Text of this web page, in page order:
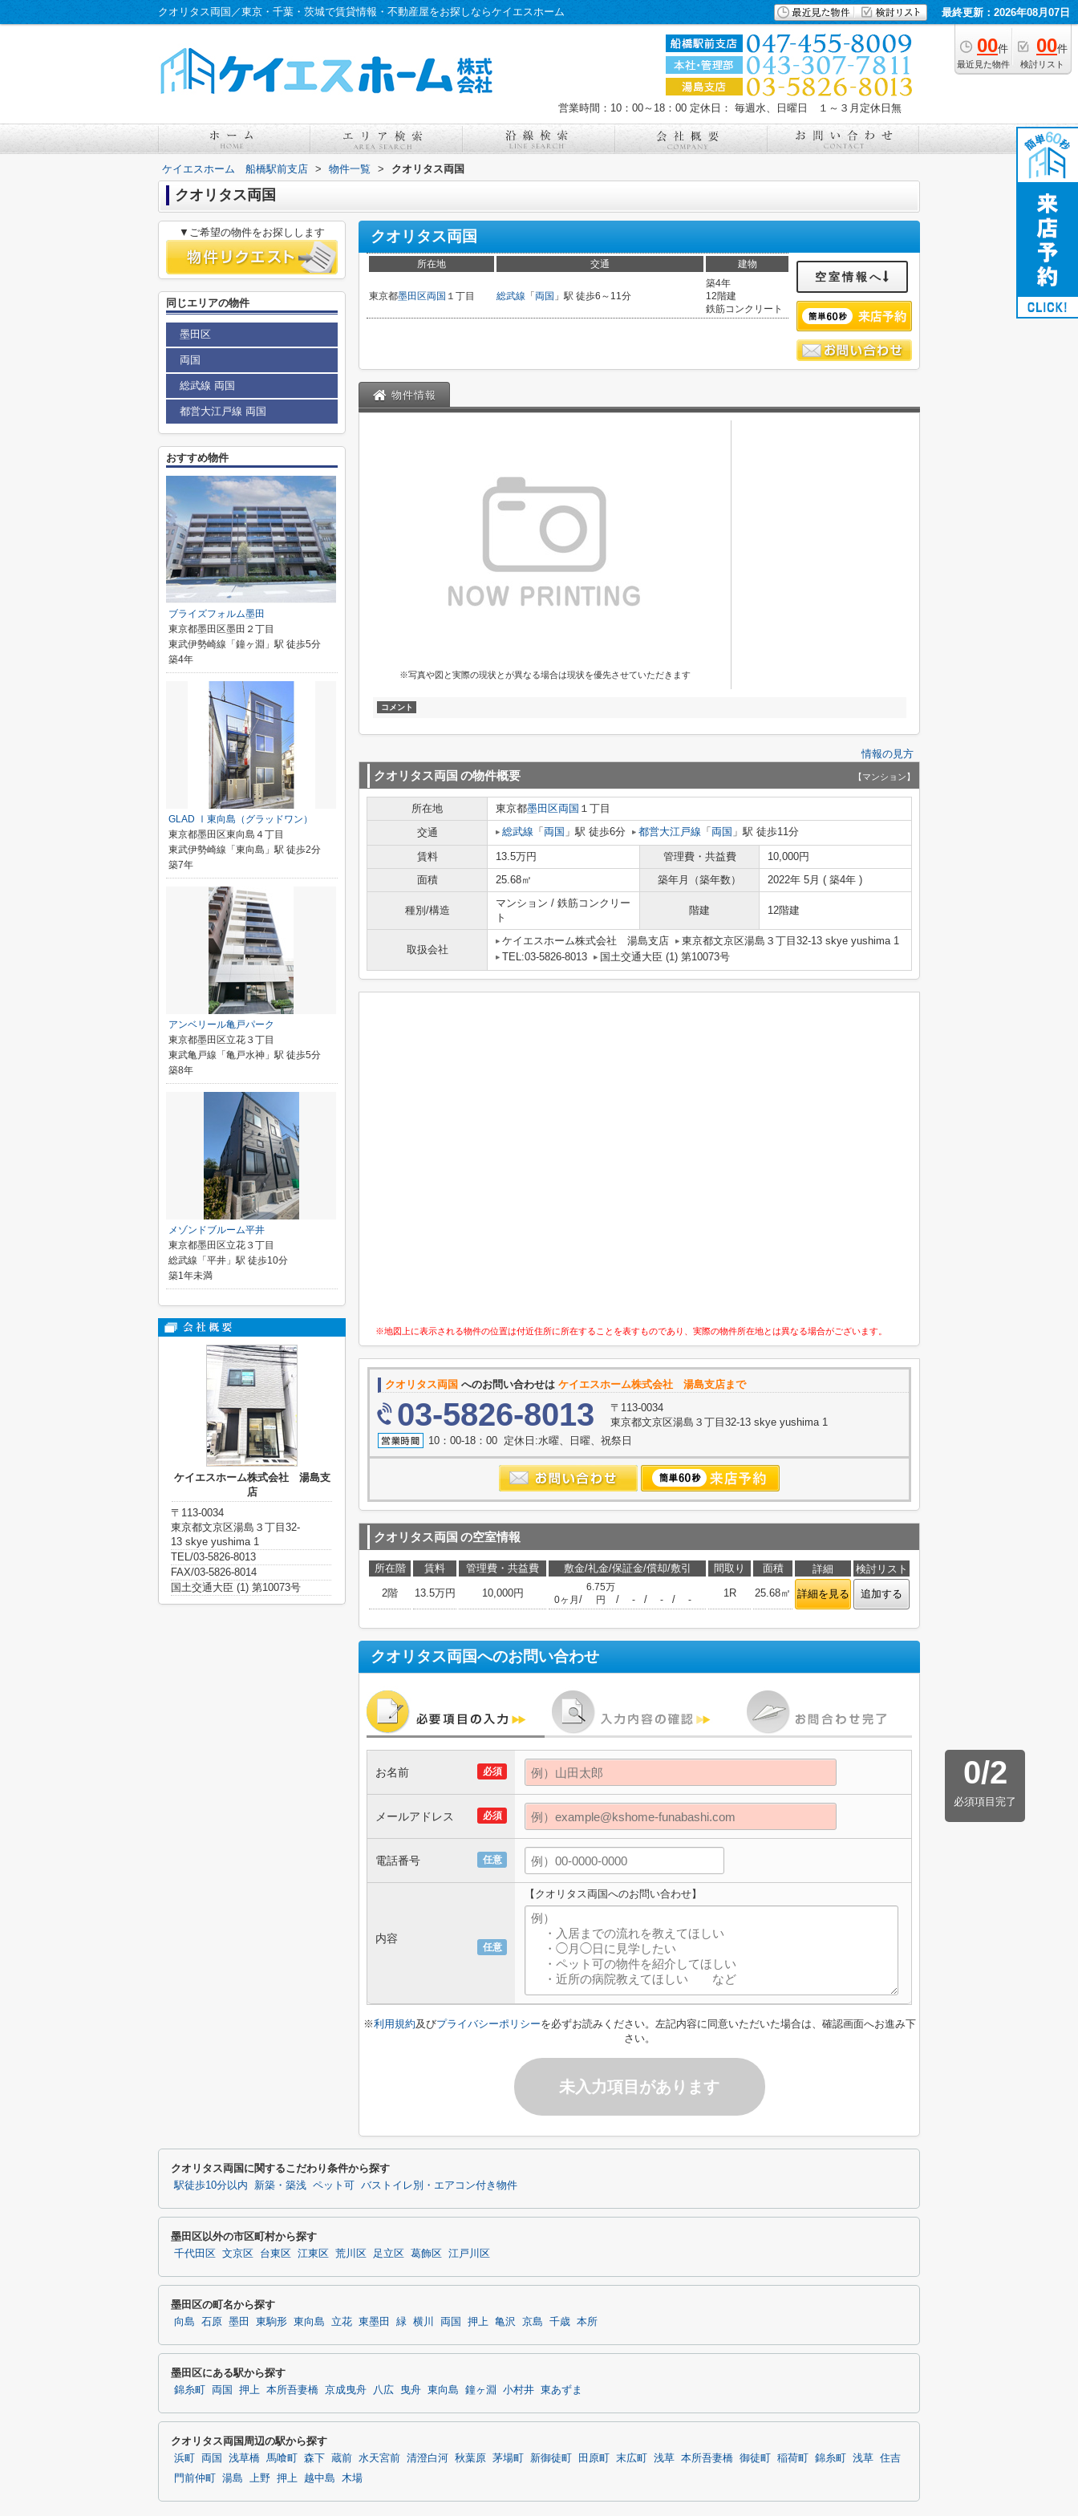
クオリタス両国／東京・千葉・茨城で賃貸情報・不動産屋をお探しならケイエスホーム 最終更新：2026年08月07日
00件
最近見た物件
00件
検討リスト
営業時間：10：00～18：00 定休日： 毎週水、日曜日 １～３月定休日無
ケイエスホーム 船橋駅前支店 > 物件一覧 > クオリタス両国
クオリタス両国
クオリタス両国
所在地 交通 建物
東京都墨田区両国 １丁目 総武線 「 両国 」駅 徒歩6～11分
築4年
12階建
鉄筋コンクリート
空室情報へ
物件情報
※写真や図と実際の現状とが異なる場合は現状を優先させていただきます
コメント
情報の見方
クオリタス両国 の物件概要 【マンション】
所在地 東京都墨田区両国 １丁目
交通
総武線 「 両国 」駅 徒歩6分 都営大江戸線 「 両国 」駅 徒歩11分
賃料 13.5万円 管理費・共益費
10,000円
面積
25.68㎡ 築年月（築年数） 2022年 5月 ( 築4年 )
種別/構造
マンション / 鉄筋コンクリー
ト
階建 12階建
取扱会社
ケイエスホーム株式会社 湯島支店
東京都文京区湯島３丁目32-13 skye yushima 1
TEL:03-5826-8013
国土交通大臣 (1) 第10073号
※地図上に表示される物件の位置は付近住所に所在することを表すものであり、実際の物件所在地とは異なる場合がございます。
クオリタス両国 へのお問い合わせは ケイエスホーム株式会社 湯島支店まで
03-5826-8013
〒113-0034
東京都文京区湯島３丁目32-13 skye yushima 1
10：00-18：00 定休日:水曜、日曜、祝祭日
クオリタス両国 の空室情報
所在階 賃料 管理費・共益費 敷金/礼金/保証金/償却/敷引 間取り 面積 詳細
検討リスト
2階
13.5万円 10,000円
0ヶ月 /
6.75万
円
/ - / - / -
1R 25.68㎡ 詳細を見る 追加する
クオリタス両国へのお問い合わせ
0/2
必須項目完了
必須
お名前
必須
メールアドレス
任意
電話番号
任意
内容
【クオリタス両国へのお問い合わせ】
※利用規約及びプライバシーポリシーを必ずお読みください。左記内容に同意いただいた場合は、確認画面へお進み下
さい。
未入力項目があります
▼ご希望の物件をお探しします
同じエリアの物件
墨田区
両国
総武線 両国
都営大江戸線 両国
おすすめ物件
ブライズフォルム墨田
東京都墨田区墨田２丁目
東武伊勢崎線「鐘ヶ淵」駅 徒歩5分
築4年
GLAD Ⅰ東向島（グラッドワン）
東京都墨田区東向島４丁目
東武伊勢崎線「東向島」駅 徒歩2分
築7年
アンベリール亀戸パーク
東京都墨田区立花３丁目
東武亀戸線「亀戸水神」駅 徒歩5分
築8年
メゾンドブルーム平井
東京都墨田区立花３丁目
総武線「平井」駅 徒歩10分
築1年未満
ケイエスホーム株式会社 湯島支
店
〒113-0034
東京都文京区湯島３丁目32-
13 skye yushima 1
TEL/03-5826-8013
FAX/03-5826-8014
国土交通大臣 (1) 第10073号
クオリタス両国に関するこだわり条件から探す
駅徒歩10分以内 新築・築浅 ペット可 バストイレ別・エアコン付き物件
墨田区以外の市区町村から探す
千代田区 文京区 台東区 江東区 荒川区 足立区 葛飾区 江戸川区
墨田区の町名から探す
向島 石原 墨田 東駒形 東向島 立花 東墨田 緑 横川 両国 押上 亀沢 京島 千歳 本所
墨田区にある駅から探す
錦糸町 両国 押上 本所吾妻橋 京成曳舟 八広 曳舟 東向島 鐘ヶ淵 小村井 東あずま
クオリタス両国周辺の駅から探す
浜町 両国 浅草橋 馬喰町 森下 蔵前 水天宮前 清澄白河 秋葉原 茅場町 新御徒町 田原町 末広町 浅草 本所吾妻橋 御徒町 稲荷町 錦糸町 浅草 住吉
門前仲町
湯島 上野 押上 越中島 木場